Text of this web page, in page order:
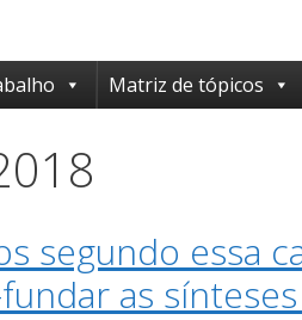
Matriz de tópicos
segundo essa
as